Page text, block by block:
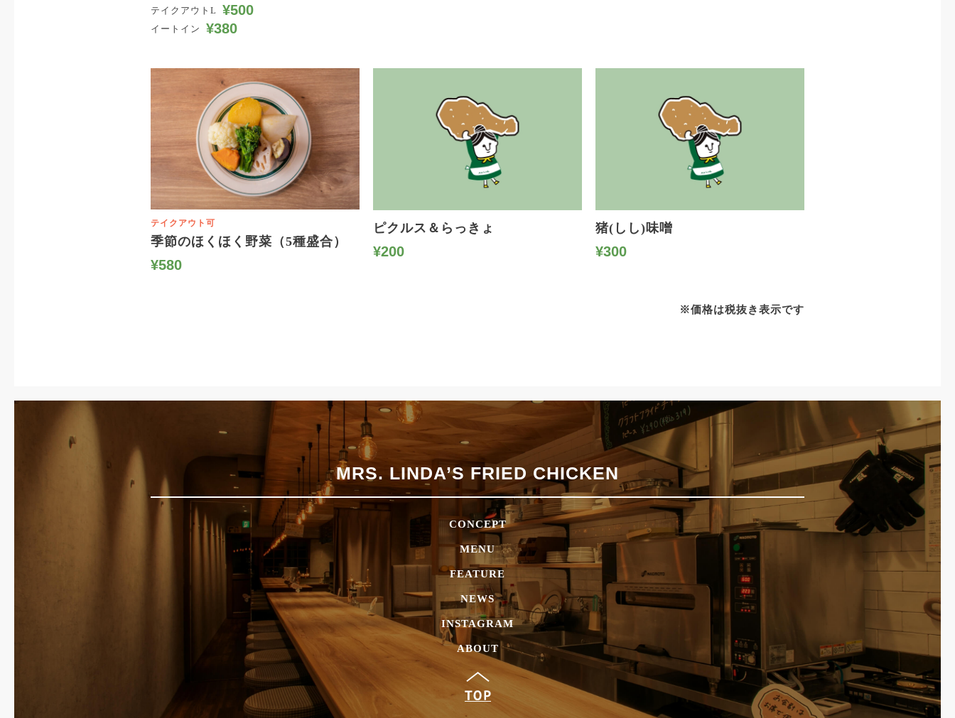
テイクアウトL ¥500
イートイン ¥380
テイクアウト可
季節のほくほく野菜（5種盛合）
¥580
ピクルス＆らっきょ
¥200
猪(しし)味噌
¥300
※価格は税抜き表示です
MRS. LINDA’S FRIED CHICKEN
CONCEPT
MENU
FEATURE
NEWS
INSTAGRAM
ABOUT